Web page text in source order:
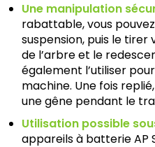
Une manipulation
rabattable, vous
suspension, puis le tirer
de l’arbre et le
également l’utiliser
machine. Une fois
une gêne pendant le
Utilisation possible
appareils à batterie AP